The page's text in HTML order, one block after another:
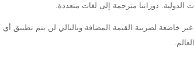
الدولية. دوراتنا مترجمة إلى لغات متعددة.
غير خاضعة لضريبة القيمة المضافة وبالتالي لن يتم